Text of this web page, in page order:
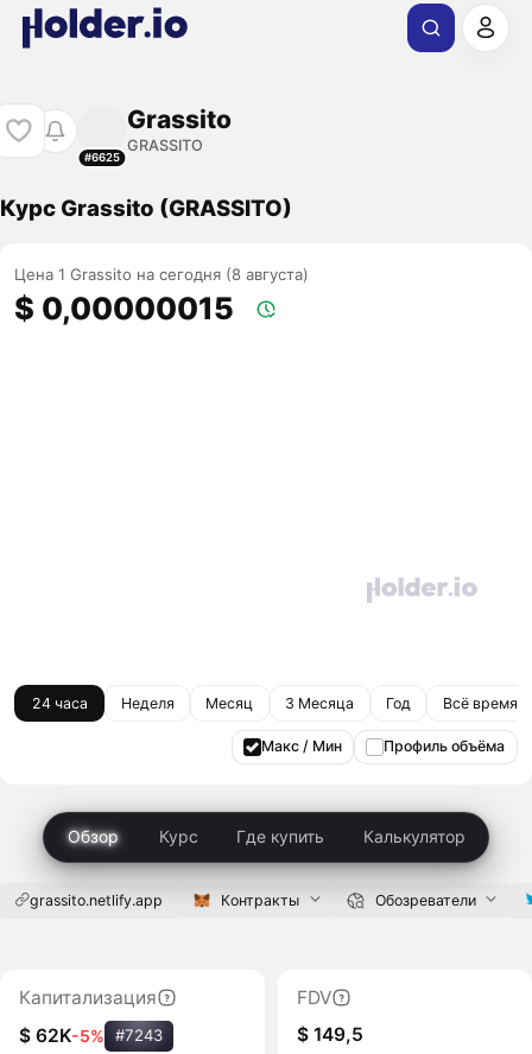
#6625
Grassito
GRASSITO
Курс Grassito (GRASSITO)
Цена 1 Grassito на сегодня (8 августа)
$ 0,00000015
24 часа Неделя Месяц 3 Месяца Год Всё время
Макс / Мин Профиль объёма
Обзор Курс Где купить Калькулятор
grassito.netlify.app Контракты Обозреватели
Капитализация
$ 62K-5% #7243
FDV
$ 149,5